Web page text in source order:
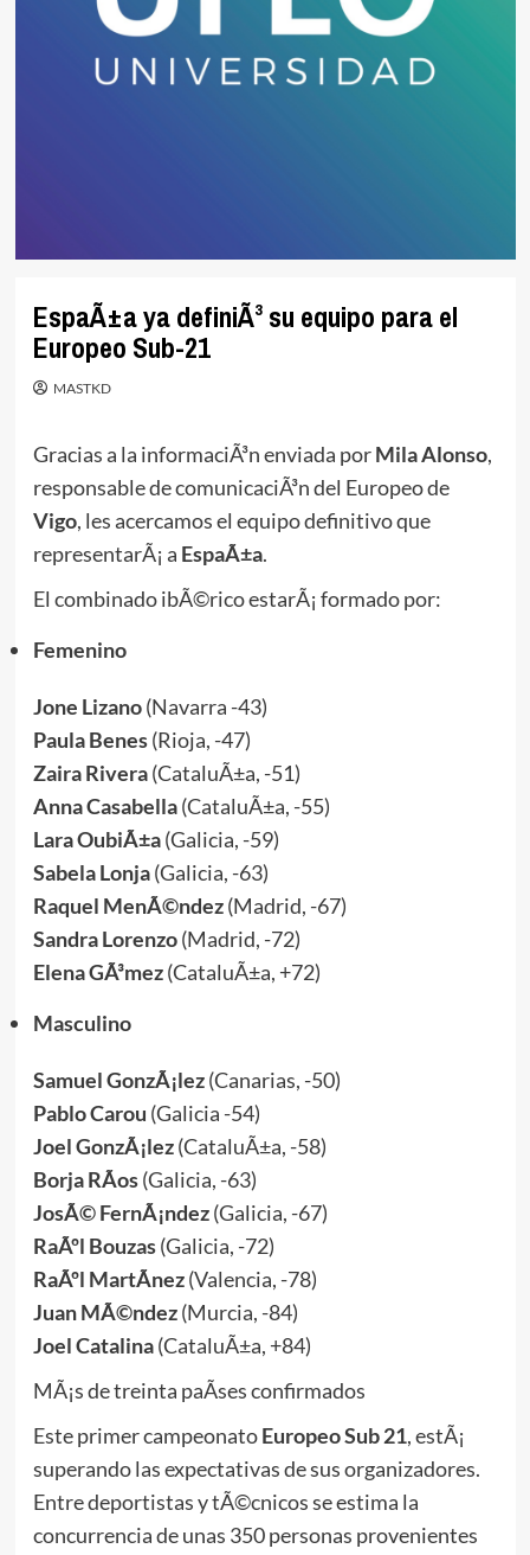
EspaÃ±a ya definiÃ³ su equipo para el
Europeo Sub-21
MASTKD
Gracias a la informaciÃ³n enviada porMila Alonso,
responsable de comunicaciÃ³n del Europeo de
Vigo, les acercamos el equipo definitivo que
representarÃ¡ a EspaÃ±a.
El combinado ibÃ©rico estarÃ¡ formado por:
Femenino
Jone Lizano(Navarra -43)
Paula Benes(Rioja, -47)
Zaira Rivera(CataluÃ±a, -51)
Anna Casabella(CataluÃ±a, -55)
Lara OubiÃ±a(Galicia, -59)
Sabela Lonja(Galicia, -63)
Raquel MenÃ©ndez(Madrid, -67)
Sandra Lorenzo(Madrid, -72)
Elena GÃ³mez(CataluÃ±a, +72)
Masculino
Samuel GonzÃ¡lez(Canarias, -50)
Pablo Carou (Galicia -54)
Joel GonzÃ¡lez(CataluÃ±a, -58)
Borja RÃ­os(Galicia, -63)
JosÃ© FernÃ¡ndez(Galicia, -67)
RaÃºl Bouzas(Galicia, -72)
RaÃºl MartÃ­nez(Valencia, -78)
Juan MÃ©ndez(Murcia, -84)
Joel Catalina(CataluÃ±a, +84)
MÃ¡s de treinta paÃ­ses confirmados
Este primer campeonatoEuropeo Sub 21, estÃ¡
superando las expectativas de sus organizadores.
Entre deportistas y tÃ©cnicos se estima la
concurrencia de unas 350 personas provenientes